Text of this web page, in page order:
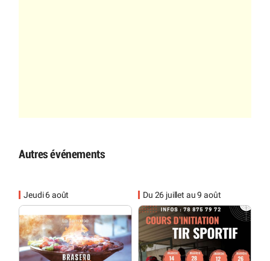
Autres événements
Jeudi 6 août Du 26 juillet au 9 août